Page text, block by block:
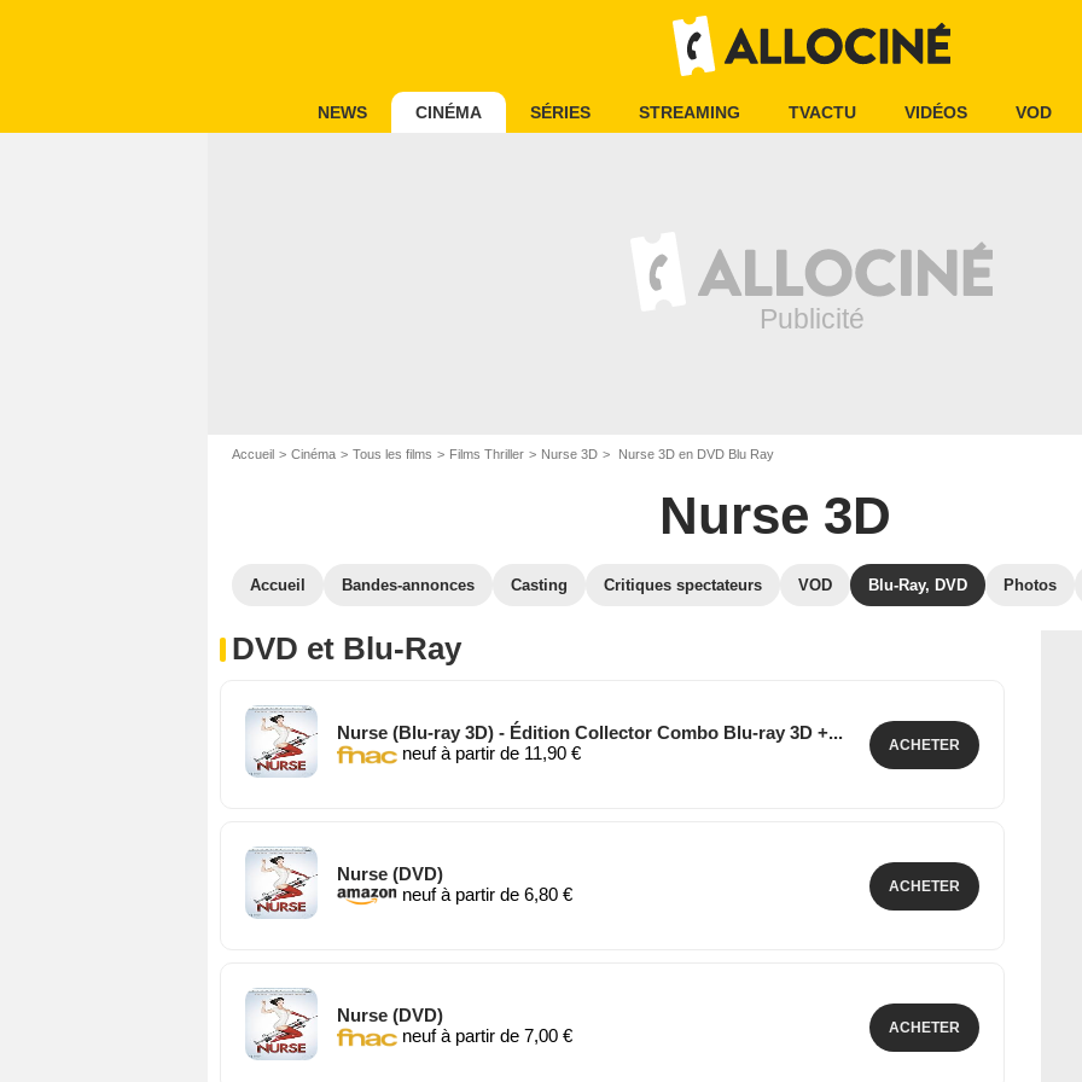
NEWS CINÉMA SÉRIES STREAMING TVACTU VIDÉOS VOD
Accueil Cinéma Tous les films Films Thriller Nurse 3D Nurse 3D en DVD Blu Ray
Nurse 3D
Accueil Bandes-annonces Casting Critiques spectateurs VOD Blu-Ray, DVD Photos
DVD et Blu-Ray
Nurse (Blu-ray 3D) - Édition Collector Combo Blu-ray 3D +...
neuf à partir de 11,90 €
ACHETER
Nurse (DVD)
neuf à partir de 6,80 €
ACHETER
Nurse (DVD)
neuf à partir de 7,00 €
ACHETER